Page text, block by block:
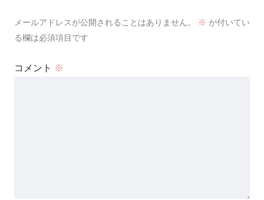
メールアドレスが公開されることはありません。 ※ が付いてい
る欄は必須項目です
コメント ※